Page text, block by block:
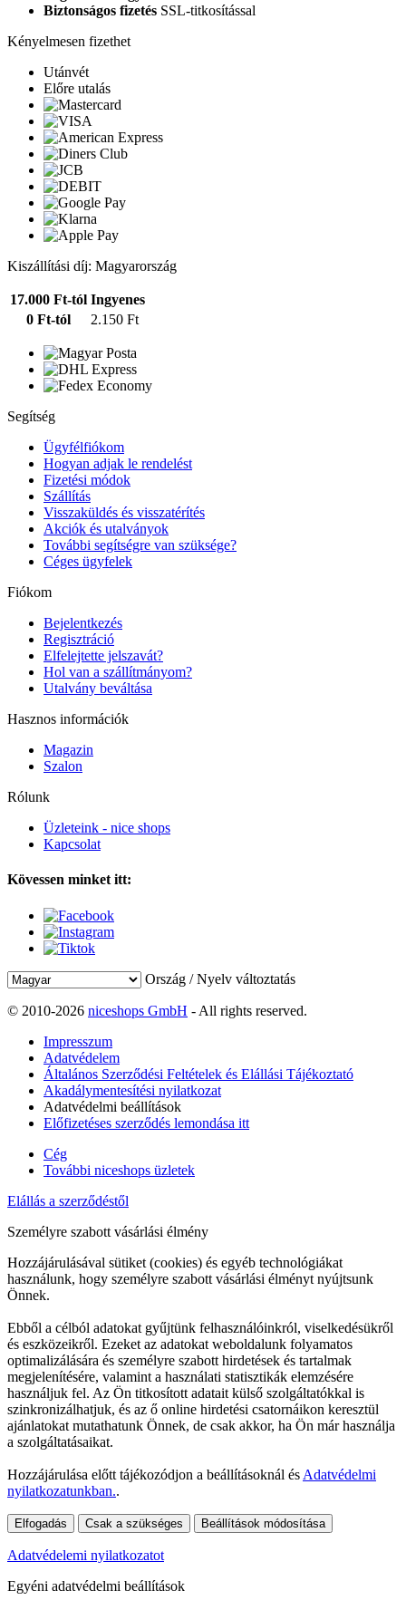
Biztonságos fizetés SSL-titkosítással
Kényelmesen fizethet
Utánvét
Előre utalás
Kiszállítási díj: Magyarország
17.000 Ft-tól Ingyenes
0 Ft-tól
2.150 Ft
Segítség
Ügyfélfiókom
Hogyan adjak le rendelést
Fizetési módok
Szállítás
Visszaküldés és visszatérítés
Akciók és utalványok
További segítségre van szüksége?
Céges ügyfelek
Fiókom
Bejelentkezés
Regisztráció
Elfelejtette jelszavát?
Hol van a szállítmányom?
Utalvány beváltása
Hasznos információk
Magazin
Szalon
Rólunk
Üzleteink - nice shops
Kapcsolat
Kövessen minket itt:
Ország / Nyelv változtatás
© 2010-2026 niceshops GmbH - All rights reserved.
Impresszum
Adatvédelem
Általános Szerződési Feltételek és Elállási Tájékoztató
Akadálymentesítési nyilatkozat
Adatvédelmi beállítások
Előfizetéses szerződés lemondása itt
Cég
További niceshops üzletek
Elállás a szerződéstől
Személyre szabott vásárlási élmény
Hozzájárulásával sütiket (cookies) és egyéb technológiákat
használunk, hogy személyre szabott vásárlási élményt nyújtsunk
Önnek.
Ebből a célból adatokat gyűjtünk felhasználóinkról, viselkedésükről
és eszközeikről. Ezeket az adatokat weboldalunk folyamatos
optimalizálására és személyre szabott hirdetések és tartalmak
megjelenítésére, valamint a használati statisztikák elemzésére
használjuk fel. Az Ön titkosított adatait külső szolgáltatókkal is
szinkronizálhatjuk, és az ő online hirdetési csatornáikon keresztül
ajánlatokat mutathatunk Önnek, de csak akkor, ha Ön már használja
a szolgáltatásaikat.
Hozzájárulása előtt tájékozódjon a beállításoknál és Adatvédelmi
nyilatkozatunkban..
Elfogadás Csak a szükséges Beállítások módosítása
Adatvédelemi nyilatkozatot
Egyéni adatvédelmi beállítások